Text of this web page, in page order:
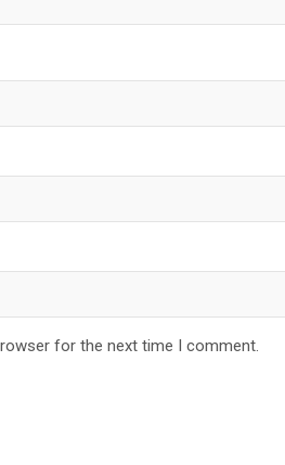
for the next time I comment.